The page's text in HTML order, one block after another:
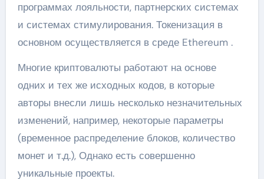
программах лояльности, партнерских системах
и системах стимулирования. Токенизация в
основном осуществляется в среде Ethereum .
Многие криптовалюты работают на основе
одних и тех же исходных кодов, в которые
авторы внесли лишь несколько незначительных
изменений, например, некоторые параметры
(временное распределение блоков, количество
монет и т.д.), Однако есть совершенно
уникальные проекты.